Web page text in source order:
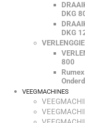
DKG
DKG
800
VEEGMACHINES